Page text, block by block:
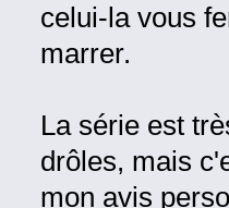
celui-la vous
marrer.
La série est
drôles, mais
mon avis